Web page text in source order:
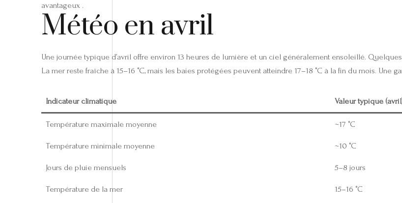
avantageux .
Météo en avril
Une journée typique d’avril offre environ 13 heures de lumière et un ciel généralement ensoleillé.
La mer reste fraîche à 15–16 °C, mais les baies protégées peuvent atteindre 17–18 °C à la fin du mois. Une
Indicateur climatique Valeur typique
Température maximale moyenne ~17 °C
Température minimale moyenne ~10 °C
Jours de pluie mensuels 5–8 jours
Température de la mer 15–16 °C